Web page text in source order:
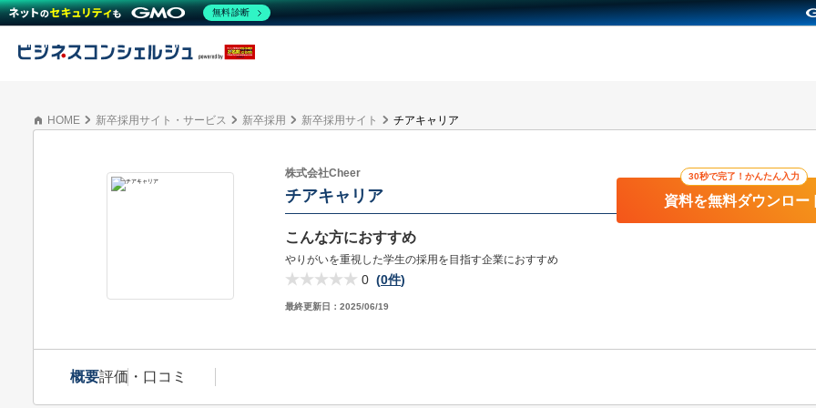
HOME 新卒採用サイト・サービス 新卒採用 新卒採用サイト チアキャリア
株式会社Cheer
チアキャリア
こんな方におすすめ
やりがいを重視した学生の採用を目指す企業におすすめ
0 (0件)
最終更新日： 2025/06/19
30秒で完了！かんたん入力
資料を無料ダウンロー
概要評価・口コミ
無料診断